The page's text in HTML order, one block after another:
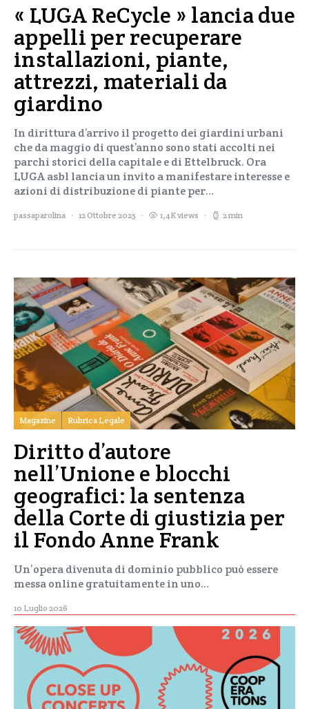
« LUGA ReCycle » lancia due
appelli per recuperare
installazioni, piante,
attrezzi, materiali da
giardino
In dirittura d’arrivo il progetto dei giardini urbani
che da maggio di quest’anno sono stati accolti nei
parchi storici della capitale e di Ettelbruck. Ora
LUGA asbl lancia un invito a manifestare interesse e
azioni di distribuzione di piante per…
passaparolina 12 Ottobre 2025 1,4K views 2 min
Magazine Rubrica Legale
Diritto d’autore
nell’Unione e blocchi
geografici: la sentenza
della Corte di giustizia per
il Fondo Anne Frank
Un’opera divenuta di dominio pubblico può essere
messa online gratuitamente in uno…
10 Luglio 2026